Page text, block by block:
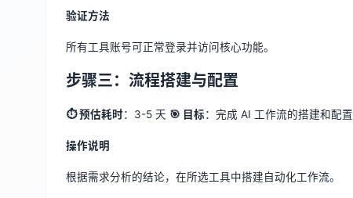
验证方法
所有工具账号可正常登录并访问核心功能。
步骤三：流程搭建与配置
⏱ 预估耗时：3-5 天 🎯 目标：完成 AI 工作流的搭建和配置
操作说明
根据需求分析的结论，在所选工具中搭建自动化工作流。